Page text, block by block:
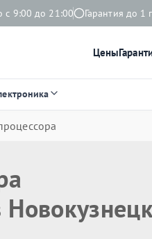
с 9:00 до 21:00 Гарантия до 1
Цены